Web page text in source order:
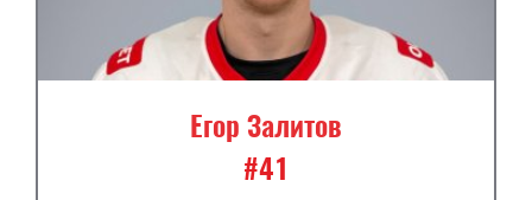
Егор Залитов
#41